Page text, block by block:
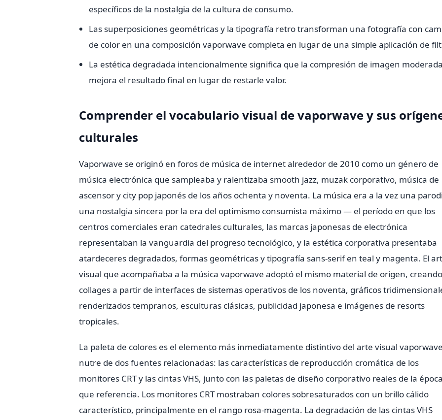
específicos de la nostalgia de la cultura de consumo.
Las superposiciones geométricas y la tipografía retro transforman una fotografía con
de color en una composición vaporwave completa en lugar de una simple aplicación de
La estética degradada intencionalmente significa que la compresión de imagen
mejora el resultado final en lugar de restarle valor.
Comprender el vocabulario visual de vaporwave y sus
culturales
Vaporwave se originó en foros de música de internet alrededor de 2010 como un género de
música electrónica que sampleaba y ralentizaba smooth jazz, muzak corporativo, música de
ascensor y city pop japonés de los años ochenta y noventa. La música era a la vez una
una nostalgia sincera por la era del optimismo consumista máximo — el período en que los
centros comerciales eran catedrales culturales, las marcas japonesas de electrónica
representaban la vanguardia del progreso tecnológico, y la estética corporativa presentaba
atardeceres degradados, formas geométricas y tipografía sans-serif en teal y magenta. El
visual que acompañaba a la música vaporwave adoptó el mismo material de origen, creando
collages a partir de interfaces de sistemas operativos de los noventa, gráficos
renderizados tempranos, esculturas clásicas, publicidad japonesa e imágenes de resorts
tropicales.
La paleta de colores es el elemento más inmediatamente distintivo del arte visual
nutre de dos fuentes relacionadas: las características de reproducción cromática de los
monitores CRT y las cintas VHS, junto con las paletas de diseño corporativo reales de la
que referencia. Los monitores CRT mostraban colores sobresaturados con un brillo cálido
característico, principalmente en el rango rosa-magenta. La degradación de las cintas VHS